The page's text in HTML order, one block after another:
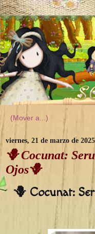
viernes, 21 de marzo de 2025
🪻 Cocunat:
Ojos🪻
🪻 Cocunat: